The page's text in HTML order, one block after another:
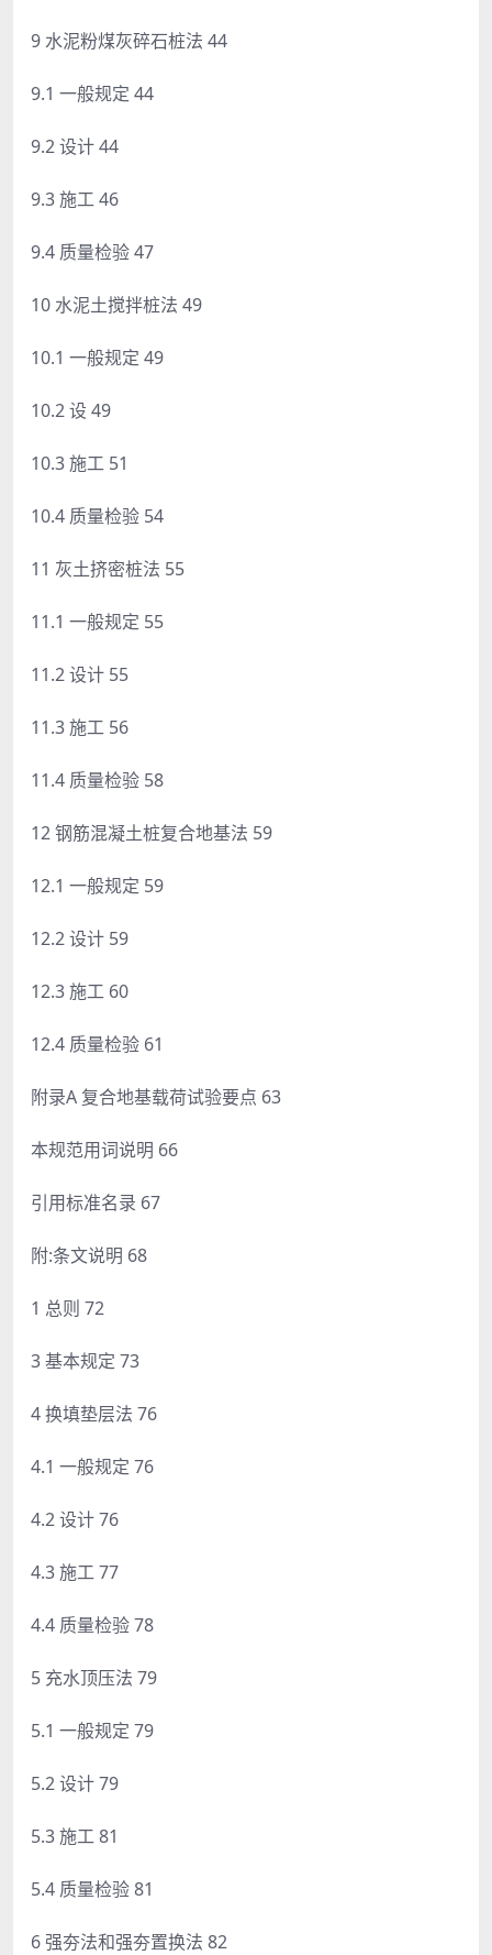
9 水泥粉煤灰碎石桩法 44
9.1 一般规定 44
9.2 设计 44
9.3 施工 46
9.4 质量检验 47
10 水泥土搅拌桩法 49
10.1 一般规定 49
10.2 设 49
10.3 施工 51
10.4 质量检验 54
11 灰土挤密桩法 55
11.1 一般规定 55
11.2 设计 55
11.3 施工 56
11.4 质量检验 58
12 钢筋混凝土桩复合地基法 59
12.1 一般规定 59
12.2 设计 59
12.3 施工 60
12.4 质量检验 61
附录A 复合地基载荷试验要点 63
本规范用词说明 66
引用标准名录 67
附:条文说明 68
1 总则 72
3 基本规定 73
4 换填垫层法 76
4.1 一般规定 76
4.2 设计 76
4.3 施工 77
4.4 质量检验 78
5 充水顶压法 79
5.1 一般规定 79
5.2 设计 79
5.3 施工 81
5.4 质量检验 81
6 强夯法和强夯置换法 82